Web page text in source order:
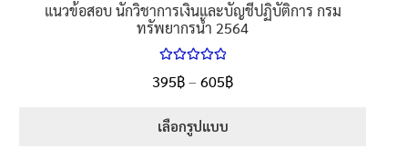
แนวข้อสอบ นักวิชาการเงินและบัญชีปฏิบัติการ กรม
ทรัพยากรน้ำ 2564
5.00
ตั้งแต่
395฿– 605฿
เลือกรูปแบบ